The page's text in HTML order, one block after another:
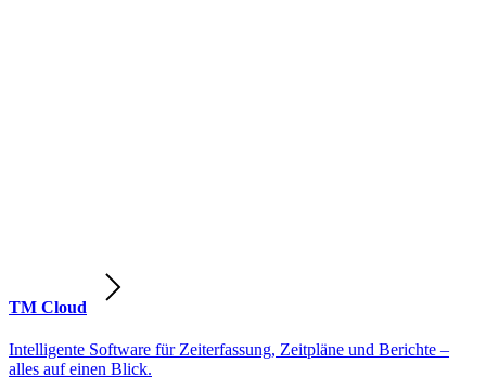
TM Cloud
Intelligente Software für Zeiterfassung, Zeitpläne und Berichte –
alles auf einen Blick.